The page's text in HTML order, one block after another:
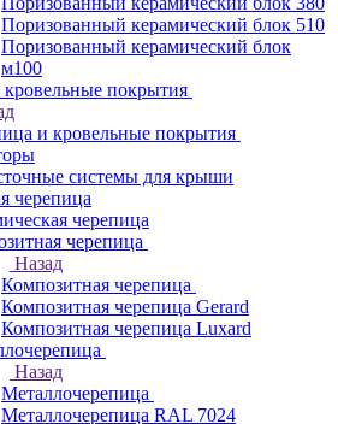
Поризованный керамический блок 510
Поризованный керамический блок
м100
покрытия
и кровельные покрытия
системы для крыши
черепица
черепица
черепица
Назад
Композитная черепица
Композитная черепица Gerard
Композитная черепица Luxard
Назад
Металлочерепица
Металлочерепица RAL 7024